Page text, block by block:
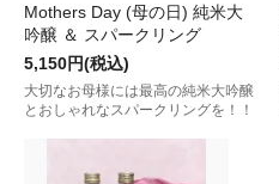
Mothers Day (母の日) 純米大
吟醸 ＆ スパークリング
5,150円(税込)
大切なお母様には最高の純米大吟醸
とおしゃれなスパークリングを！！